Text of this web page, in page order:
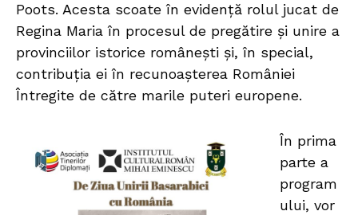
Poots. Acesta scoate în evidență rolul jucat de
Regina Maria în procesul de pregătire și unire a
provinciilor istorice românești și, în special,
contribuția ei în recunoașterea României
Întregite de către marile puteri europene.
În prima
parte a
program
ului, vor